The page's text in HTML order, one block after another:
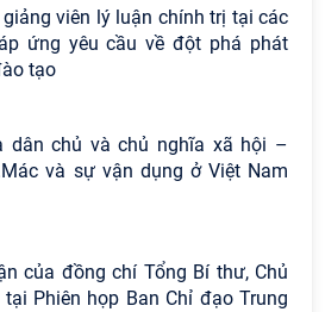
viên lý luận chính trị tại các
ứng yêu cầu về đột phá phát
tạo
dân chủ và chủ nghĩa xã hội –
và sự vận dụng ở Việt Nam
của đồng chí Tổng Bí thư, Chủ
Phiên họp Ban Chỉ đạo Trung
Tọa đàm
học tập, thực
phương
Minh trong
tế “Không
trong kỷ
chiến lược
2026